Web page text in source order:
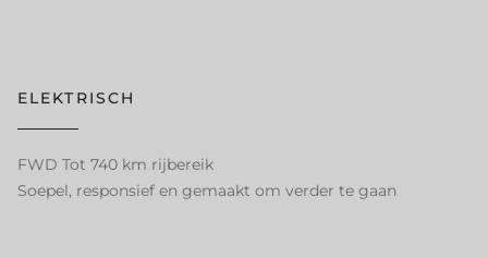
ELEKTRISCH
FWD Tot 740 km rijbereik
Soepel, responsief en gemaakt om verder te gaan